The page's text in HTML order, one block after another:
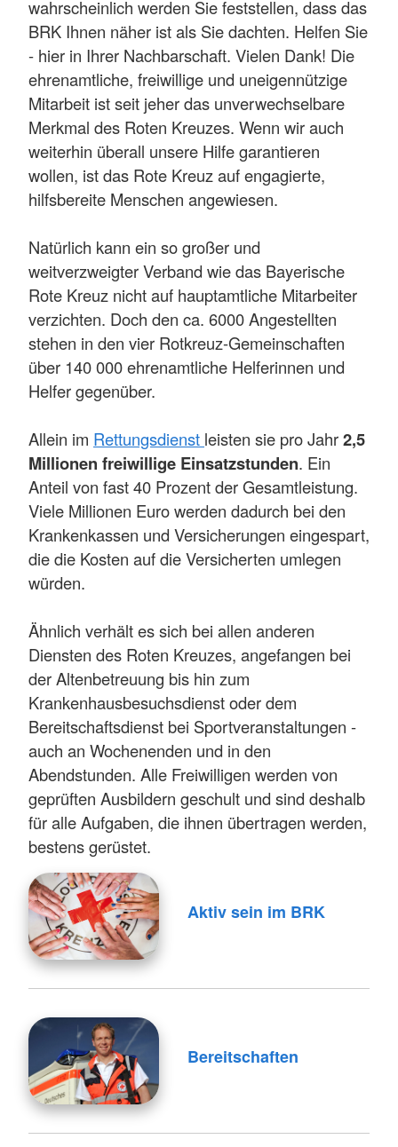
wahrscheinlich werden Sie feststellen, dass das
BRK Ihnen näher ist als Sie dachten. Helfen Sie
- hier in Ihrer Nachbarschaft. Vielen Dank! Die
ehrenamtliche, freiwillige und uneigennützige
Mitarbeit ist seit jeher das unverwechselbare
Merkmal des Roten Kreuzes. Wenn wir auch
weiterhin überall unsere Hilfe garantieren
wollen, ist das Rote Kreuz auf engagierte,
hilfsbereite Menschen angewiesen.
Natürlich kann ein so großer und
weitverzweigter Verband wie das Bayerische
Rote Kreuz nicht auf hauptamtliche Mitarbeiter
verzichten. Doch den ca. 6000 Angestellten
stehen in den vier Rotkreuz-Gemeinschaften
über 140 000 ehrenamtliche Helferinnen und
Helfer gegenüber.
Allein im Rettungsdienst leisten sie pro Jahr2,5
Millionen freiwillige Einsatzstunden. Ein
Anteil von fast 40 Prozent der Gesamtleistung.
Viele Millionen Euro werden dadurch bei den
Krankenkassen und Versicherungen eingespart,
die die Kosten auf die Versicherten umlegen
würden.
Ähnlich verhält es sich bei allen anderen
Diensten des Roten Kreuzes, angefangen bei
der Altenbetreuung bis hin zum
Krankenhausbesuchsdienst oder dem
Bereitschaftsdienst bei Sportveranstaltungen -
auch an Wochenenden und in den
Abendstunden. Alle Freiwilligen werden von
geprüften Ausbildern geschult und sind deshalb
für alle Aufgaben, die ihnen übertragen werden,
bestens gerüstet.
Aktiv sein im BRK
Bereitschaften